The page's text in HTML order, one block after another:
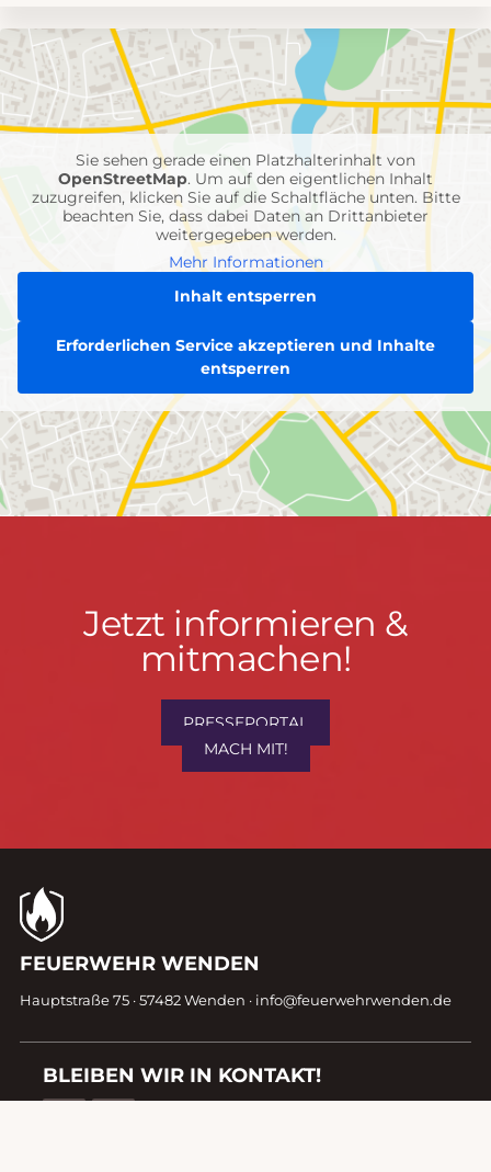
Umgebungskarte
mit
Feuerwehr-
Einheiten
Sie sehen gerade einen Platzhalterinhalt von
OpenStreetMap. Um auf den eigentlichen Inhalt
zuzugreifen, klicken Sie auf die Schaltfläche unten. Bitte
beachten Sie, dass dabei Daten an Drittanbieter
weitergegeben werden.
Mehr Informationen
Inhalt entsperren
Erforderlichen Service akzeptieren und Inhalte
entsperren
Jetzt
informieren
mitmachen!
Jetzt informieren &
mitmachen!
PRESSEPORTAL
MACH MIT!
Kontaktdaten
Fußzeile
FEUERWEHR WENDEN
Hauptstraße 75 · 57482 Wenden · info@feuerwehrwenden.de
BLEIBEN WIR IN KONTAKT!